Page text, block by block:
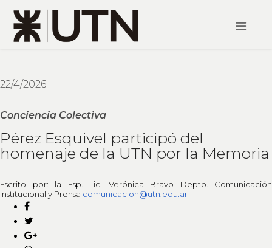
22/4/2026
Conciencia Colectiva
Pérez Esquivel participó del
homenaje de la UTN por la Memoria
Escrito por: la Esp. Lic. Verónica Bravo Depto. Comunicación
Institucional y Prensa comunicacion@utn.edu.ar